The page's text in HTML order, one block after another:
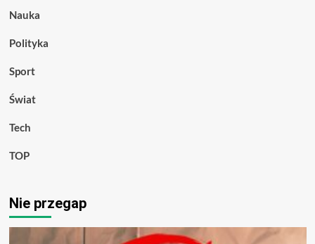
Nauka
Polityka
Sport
Świat
Tech
TOP
Nie przegap